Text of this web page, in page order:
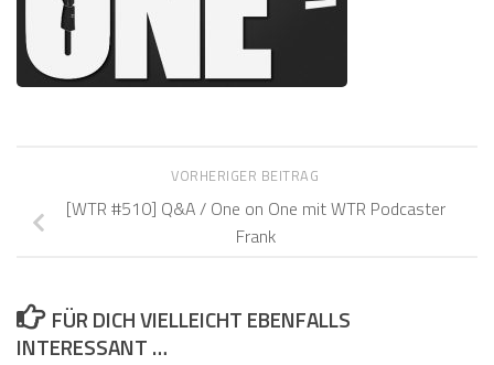
VORHERIGER BEITRAG
[WTR #510] Q&A / One on One mit WTR Podcaster
Frank
FÜR DICH VIELLEICHT EBENFALLS
INTERESSANT …